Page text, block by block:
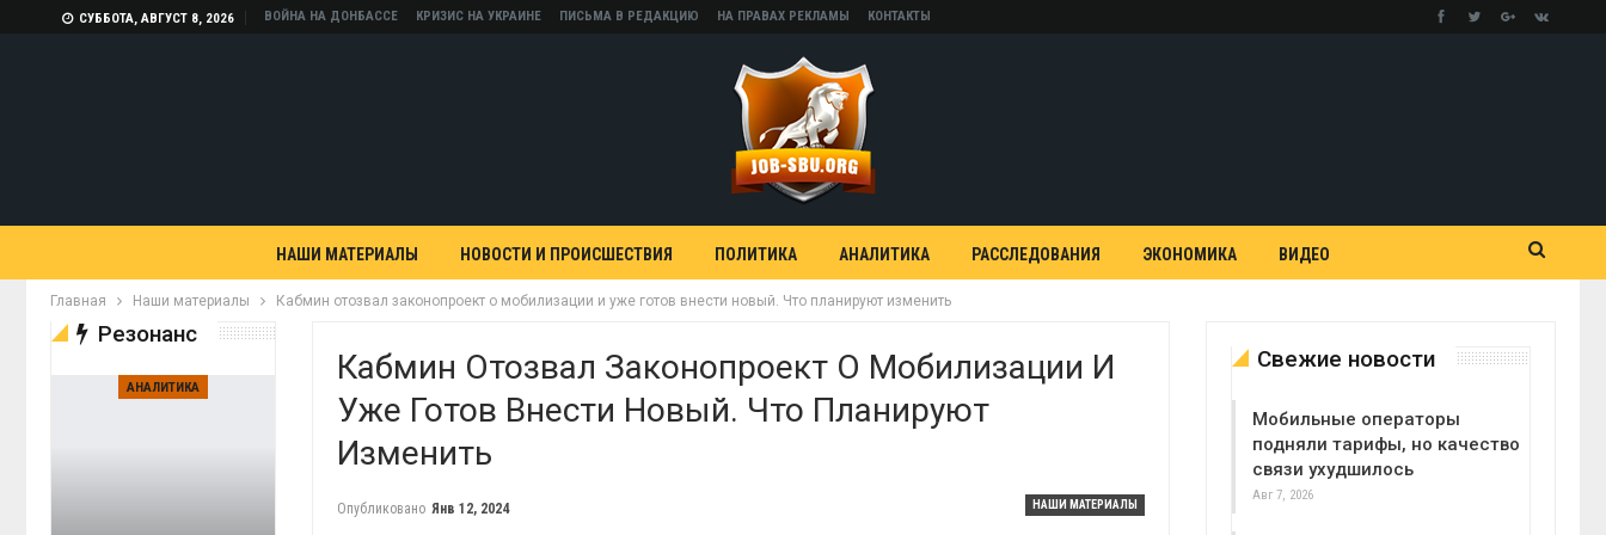
СУББОТА, АВГУСТ 8, 2026 ВОЙНА НА ДОНБАССЕ КРИЗИС НА УКРАИНЕ ПИСЬМА В РЕДАКЦИЮ НА ПРАВАХ РЕКЛАМЫ КОНТАКТЫ
НАШИ МАТЕРИАЛЫ НОВОСТИ И ПРОИСШЕСТВИЯ ПОЛИТИКА АНАЛИТИКА РАССЛЕДОВАНИЯ ЭКОНОМИКА ВИДЕО
Главная Наши материалы Кабмин отозвал законопроект о мобилизации и уже готов внести новый. Что планируют изменить
Кабмин Отозвал Законопроект О Мобилизации И
Уже Готов Внести Новый. Что Планируют
Изменить
НАШИ МАТЕРИАЛЫ
Опубликовано Янв 12, 2024
Свежие новости
Мобильные операторы
подняли тарифы, но качество
связи ухудшилось
Авг 7, 2026
Резонанс
АНАЛИТИКА